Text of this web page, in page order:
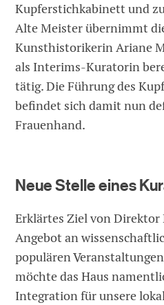
Kupferstichkabinett und
Alte Meister übernimmt
Kunsthistorikerin Ariane
als Interims-Kuratorin
tätig. Die Führung des
befindet sich damit nun
Frauenhand.
Neue Stelle eines
Erklärtes Ziel von Direktor
Angebot an
populären
möchte das Haus
Integration für unsere